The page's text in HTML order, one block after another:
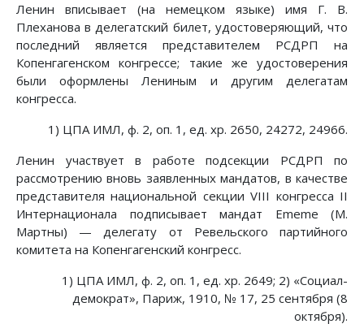
Ленин вписывает (на немецком языке) имя Г. В.
Плеханова в делегатский билет, удостоверяющий, что
последний является представителем РСДРП на
Копенгагенском конгрессе; такие же удостоверения
были оформлены Лениным и другим делегатам
конгресса.
1) ЦПА ИМЛ, ф. 2, оп. 1, ед. хр. 2650, 24272, 24966.
Ленин участвует в работе подсекции РСДРП по
рассмотрению вновь заявленных мандатов, в качестве
представителя национальной секции VIII конгресса II
Интернационала подписывает мандат Ememe (М.
Мартны) — делегату от Ревельского партийного
комитета на Копенгагенский конгресс.
1) ЦПА ИМЛ, ф. 2, оп. 1, ед. хр. 2649; 2) «Социал-
демократ», Париж, 1910, № 17, 25 сентября (8
октября).